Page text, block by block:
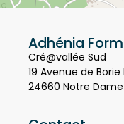
Adhénia
Cré@vallée Sud
19 Avenue de Borie
24660 Notre